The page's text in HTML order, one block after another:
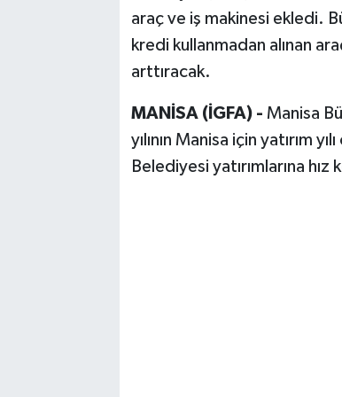
araç ve iş makinesi ekledi.
kredi kullanmadan alınan
arttıracak.
MANİSA (İGFA) - Manisa
yılının Manisa için yatırım
Belediyesi yatırımlarına